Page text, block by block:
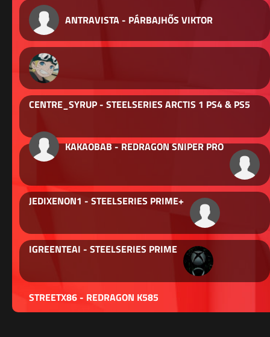
ANTRAVISTA - PÁRBAJHŐS VIKTOR
CENTRE_SYRUP - STEELSERIES ARCTIS 1 PS4 & PS5
KAKAOBAB - REDRAGON SNIPER PRO
JEDIXENON1 - STEELSERIES PRIME+
IGREENTEAI - STEELSERIES PRIME
STREETX86 - REDRAGON K585